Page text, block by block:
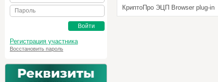
Пароль
Войти
Регистрация участника
Восстановить пароль
КриптоПро ЭЦП Browser plug-in